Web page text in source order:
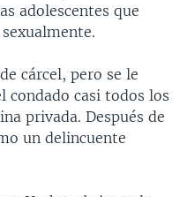
adolescentes que
cárcel, pero se le
condado casi todos los
privada. Después de
un delincuente